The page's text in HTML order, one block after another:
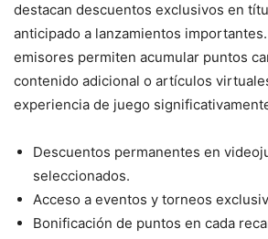
destacan descuentos exclusivos en
anticipado a lanzamientos
emisores permiten acumular puntos
contenido adicional o artículos
experiencia de juego
Descuentos permanentes en
seleccionados.
Acceso a eventos y torneos
Bonificación de puntos en cada